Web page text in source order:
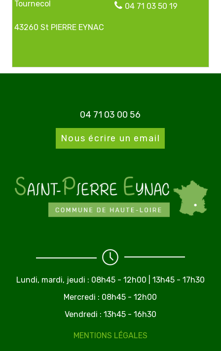
Tournecol
43260 St PIERRE EYNAC
04 71 03 50 19
04 71 03 00 56
Nous écrire un email
Lundi, mardi, jeudi : 08h45 - 12h00 | 13h45 - 17h30
Mercredi : 08h45 - 12h00
Vendredi : 13h45 - 16h30
MENTIONS LÉGALES